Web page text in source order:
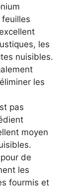
les
nuisibles.
les
pas
moyen
de
les
fourmis et